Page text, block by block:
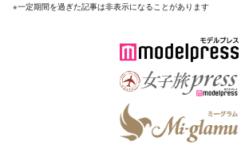
※一定期間を過ぎた記事は非表示になることがあります